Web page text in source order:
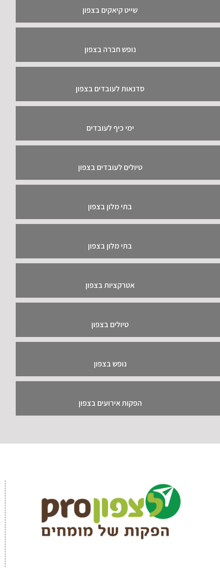
שייט קיאקים בצפון
נופש חברה בצפון
סדנאות לעובדים בצפון
ימי כיף לעובדים
טיולים לעובדים בצפון
בתי מלון בצפון
בתי מלון בצפון
אטרקציות בצפון
טיולים בצפון
נופש בצפון
הפקות אירועים בצפון